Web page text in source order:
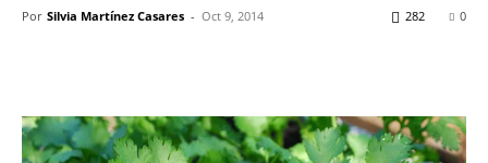
Por Silvia Martínez Casares - Oct 9, 2014 0
282